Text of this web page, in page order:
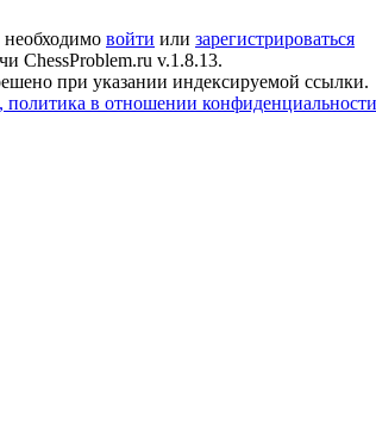
войти или зарегистрироваться
ChessProblem.ru v.1.8.13.
при указании индексируемой ссылки.
политика в отношении